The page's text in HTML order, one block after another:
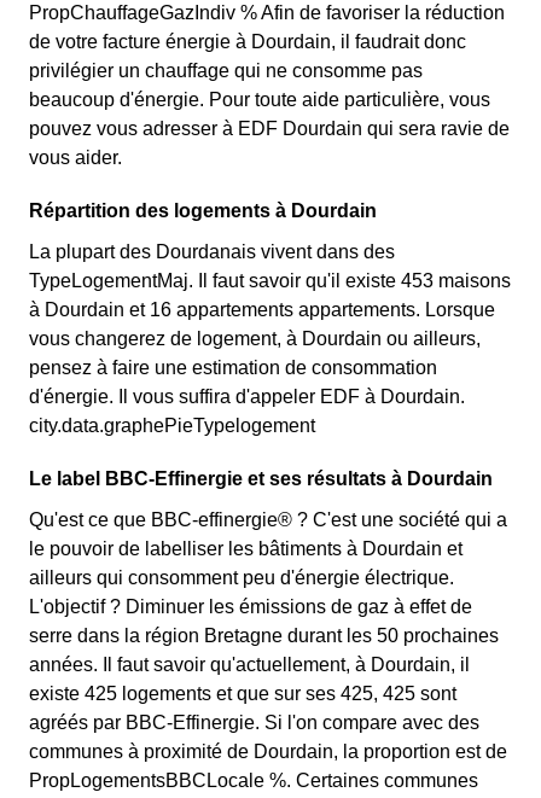
PropChauffageGazIndiv % Afin de favoriser la réduction
de votre facture énergie à Dourdain, il faudrait donc
privilégier un chauffage qui ne consomme pas
beaucoup d'énergie. Pour toute aide particulière, vous
pouvez vous adresser à EDF Dourdain qui sera ravie de
vous aider.
Répartition des logements à Dourdain
La plupart des Dourdanais vivent dans des
TypeLogementMaj. Il faut savoir qu'il existe 453 maisons
à Dourdain et 16 appartements appartements. Lorsque
vous changerez de logement, à Dourdain ou ailleurs,
pensez à faire une estimation de consommation
d'énergie. Il vous suffira d'appeler EDF à Dourdain.
city.data.graphePieTypelogement
Le label BBC-Effinergie et ses résultats à Dourdain
Qu'est ce que BBC-effinergie® ? C'est une société qui a
le pouvoir de labelliser les bâtiments à Dourdain et
ailleurs qui consomment peu d'énergie électrique.
L'objectif ? Diminuer les émissions de gaz à effet de
serre dans la région Bretagne durant les 50 prochaines
années. Il faut savoir qu'actuellement, à Dourdain, il
existe 425 logements et que sur ses 425, 425 sont
agréés par BBC-Effinergie. Si l'on compare avec des
communes à proximité de Dourdain, la proportion est de
PropLogementsBBCLocale %. Certaines communes